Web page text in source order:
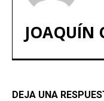
JOAQUÍN
DEJA UNA